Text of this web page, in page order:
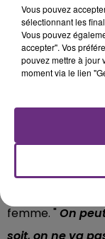
Exercer deux
quotidien.
visite de
ses preuves
rêver, reste un
au quotidien. «
Positive", il
femme. " On
soit, on ne va
Vous pouvez
sélectionnant les
Vous pouvez
accepter". Vos
pouvez mettre à jour
moment via le lien